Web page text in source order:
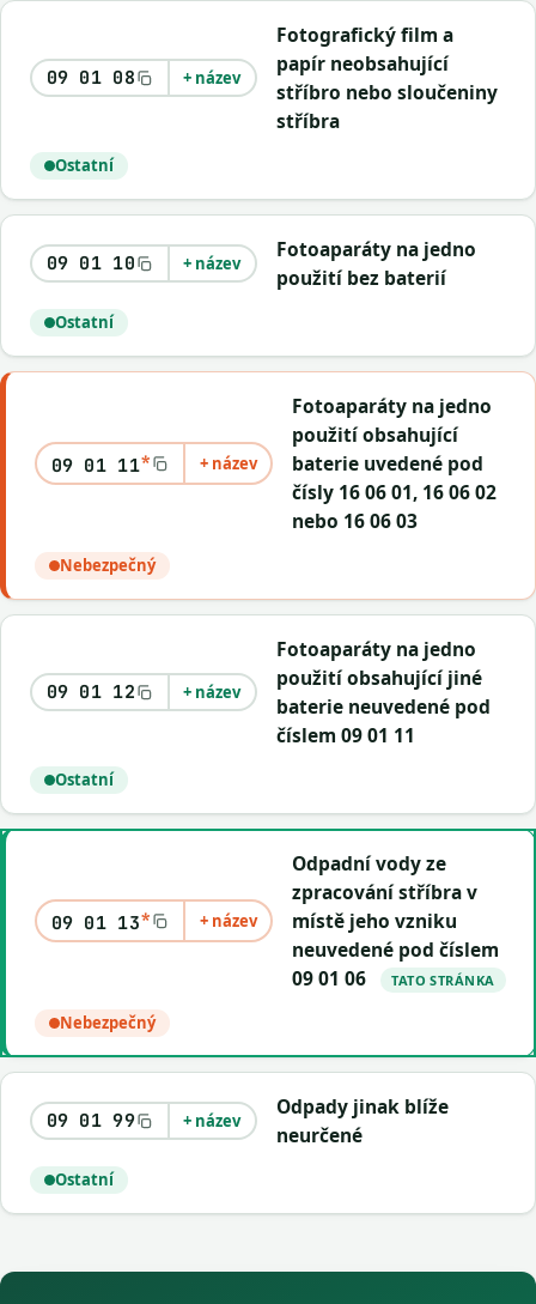
09 01 08 + název
Fotografický film a
papír neobsahující
stříbro nebo sloučeniny
stříbra
Ostatní
09 01 10 + název
Fotoaparáty na jedno
použití bez baterií
Ostatní
09 01 11* + název
Fotoaparáty na jedno
použití obsahující
baterie uvedené pod
čísly 16 06 01, 16 06 02
nebo 16 06 03
Nebezpečný
09 01 12 + název
Fotoaparáty na jedno
použití obsahující jiné
baterie neuvedené pod
číslem 09 01 11
Ostatní
09 01 13* + název
Odpadní vody ze
zpracování stříbra v
místě jeho vzniku
neuvedené pod číslem
09 01 06
TATO STRÁNKA
Nebezpečný
09 01 99 + název
Odpady jinak blíže
neurčené
Ostatní